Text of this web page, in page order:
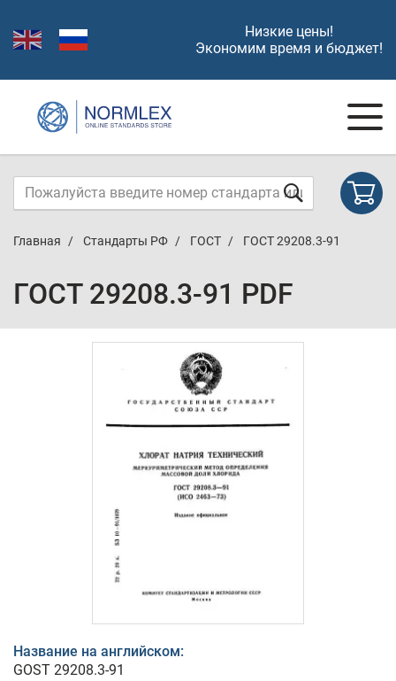
Низкие цены!
Экономим время и бюджет!
Главная Стандарты РФ ГОСТ ГОСТ 29208.3-91
ГОСТ 29208.3-91 PDF
Название на английском:
GOST 29208.3-91